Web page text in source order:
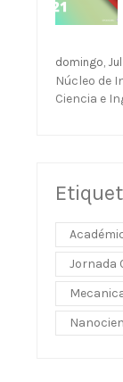
domingo,
Núcleo de
Ciencia e
Jornada